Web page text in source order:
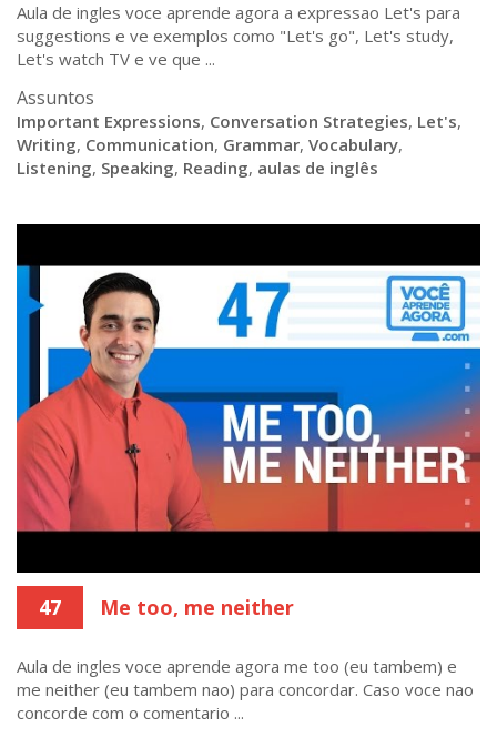
Aula de ingles voce aprende agora a expressao Let's para
suggestions e ve exemplos como "Let's go", Let's study,
Let's watch TV e ve que ...
Assuntos
Important Expressions, Conversation Strategies, Let's,
Writing, Communication, Grammar, Vocabulary,
Listening, Speaking, Reading, aulas de inglês
47 Me too, me neither
Aula de ingles voce aprende agora me too (eu tambem) e
me neither (eu tambem nao) para concordar. Caso voce nao
concorde com o comentario ...